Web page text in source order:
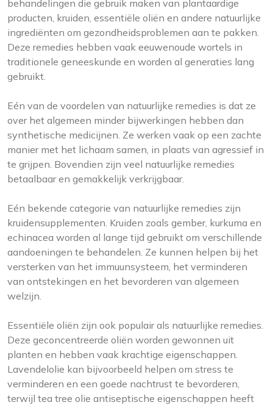
behandelingen die gebruik maken van plantaardige
producten, kruiden, essentiële oliën en andere natuurlijke
ingrediënten om gezondheidsproblemen aan te pakken.
Deze remedies hebben vaak eeuwenoude wortels in
traditionele geneeskunde en worden al generaties lang
gebruikt.
Eén van de voordelen van natuurlijke remedies is dat ze
over het algemeen minder bijwerkingen hebben dan
synthetische medicijnen. Ze werken vaak op een zachte
manier met het lichaam samen, in plaats van agressief in
te grijpen. Bovendien zijn veel natuurlijke remedies
betaalbaar en gemakkelijk verkrijgbaar.
Eén bekende categorie van natuurlijke remedies zijn
kruidensupplementen. Kruiden zoals gember, kurkuma en
echinacea worden al lange tijd gebruikt om verschillende
aandoeningen te behandelen. Ze kunnen helpen bij het
versterken van het immuunsysteem, het verminderen
van ontstekingen en het bevorderen van algemeen
welzijn.
Essentiële oliën zijn ook populair als natuurlijke remedies.
Deze geconcentreerde oliën worden gewonnen uit
planten en hebben vaak krachtige eigenschappen.
Lavendelolie kan bijvoorbeeld helpen om stress te
verminderen en een goede nachtrust te bevorderen,
terwijl tea tree olie antiseptische eigenschappen heeft